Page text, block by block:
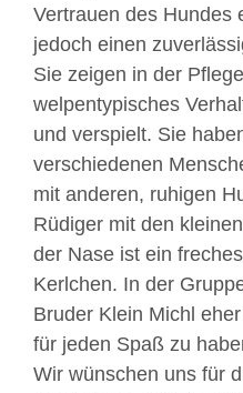
Vertrauen des Hundes
jedoch einen
Sie zeigen in der
welpentypisches
und verspielt. Sie
verschiedenen
mit anderen, ruhigen
Rüdiger mit den
der Nase ist ein
Kerlchen. In der
Bruder Klein Michl
für jeden Spaß zu
Wir wünschen uns für